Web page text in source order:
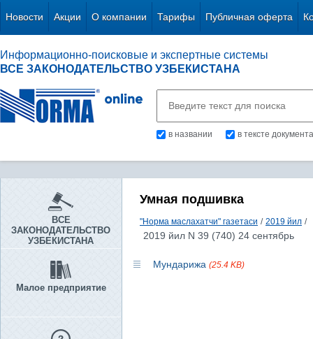
Новости Акции О компании Тарифы Публичная оферта
Информационно-поисковые и экспертные системы
ВСЕ ЗАКОНОДАТЕЛЬСТВО УЗБЕКИСТАНА
в названии в тексте документа
ВСЕ
ЗАКОНОДАТЕЛЬСТВО
УЗБЕКИСТАНА
Малое предприятие
Умная подшивка
"Норма маслахатчи" газетаси / 2019 йил /
2019 йил N 39 (740) 24 сентябрь
Мундарижа (25.4 KB)